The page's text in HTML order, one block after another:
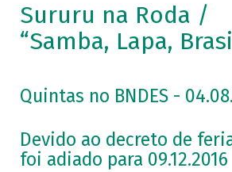
Sururu na Roda /
“Samba, Lapa,
Quintas no BNDES -
Devido ao decreto de
foi adiado para 09.12.2016